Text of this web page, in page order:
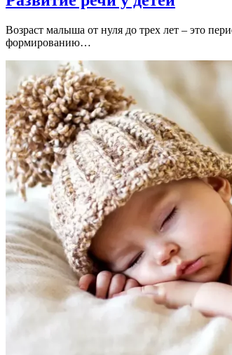
Возраст малыша от нуля до трех лет – это
формированию…